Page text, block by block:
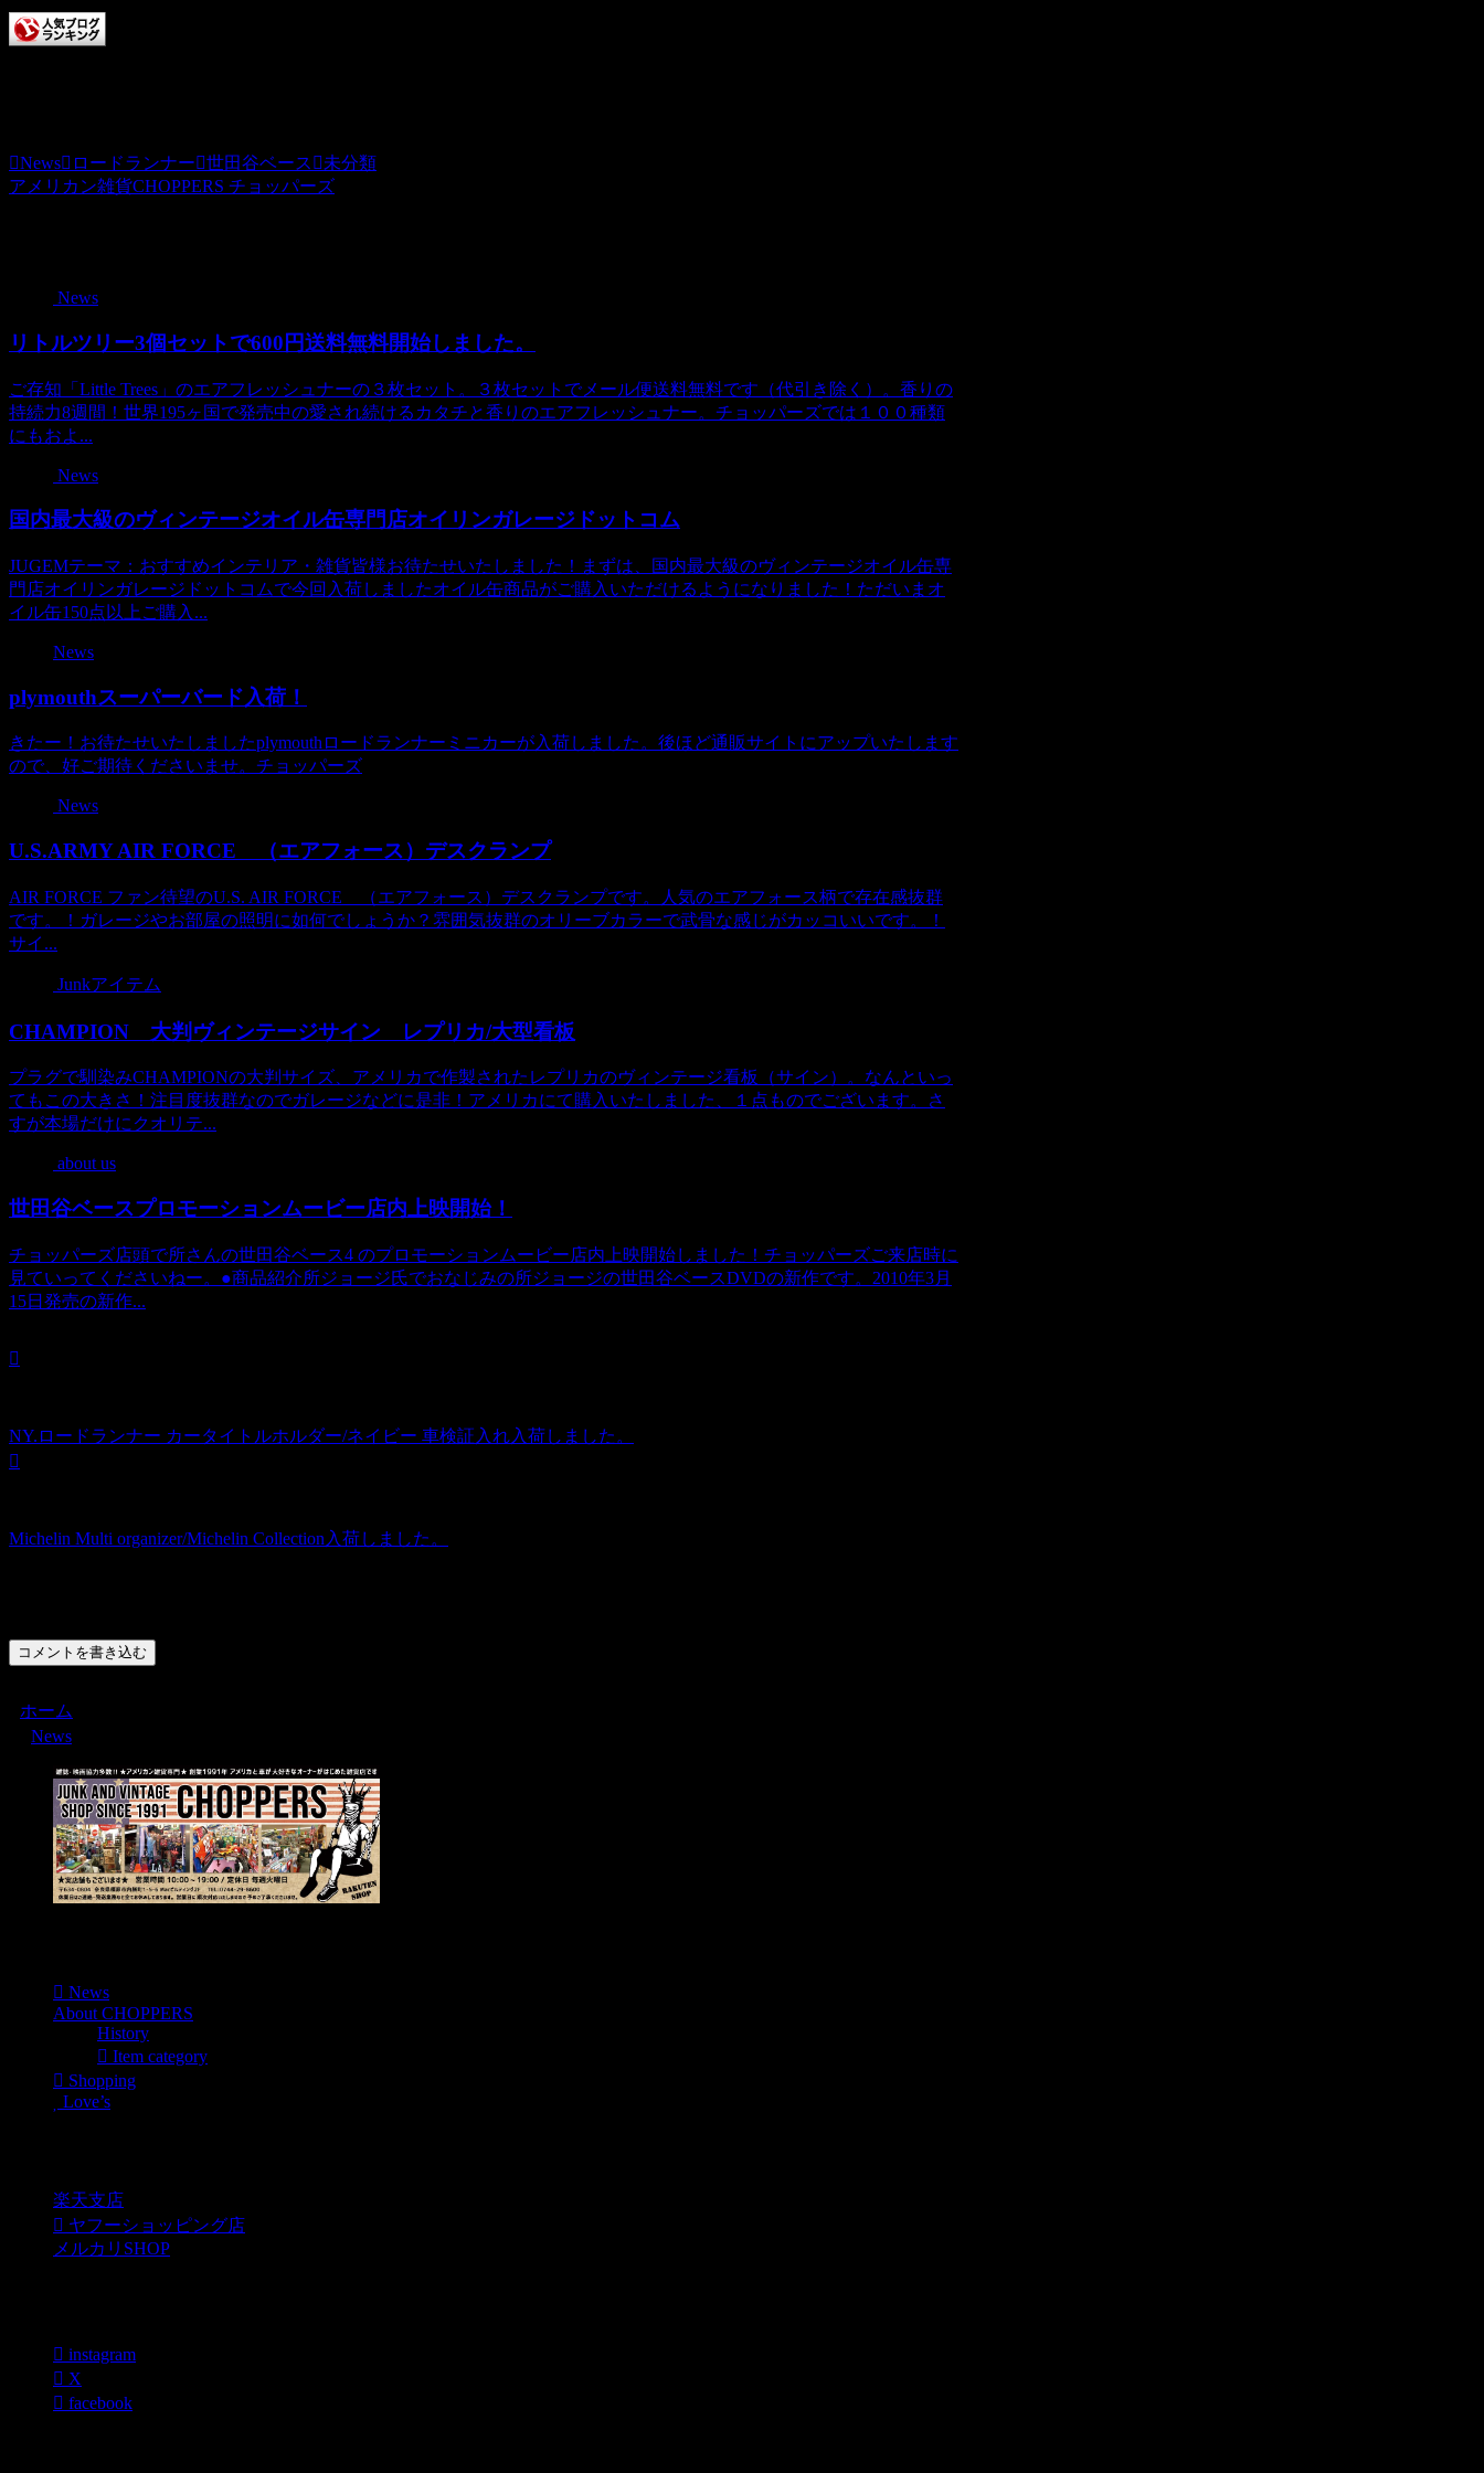
News ロードランナー 世田谷ベース
未分類
アメリカン雑貨CHOPPERS チョッパーズ
News
リトルツリー3個セットで600円送料無料開始しました。
ご存知「Little Trees」のエアフレッシュナーの３枚セット。３枚セットでメール便送料無料です（代引き除く）。香りの
持続力8週間！世界195ヶ国で発売中の愛され続けるカタチと香りのエアフレッシュナー。チョッパーズでは１００種類
にもおよ...
News
国内最大級のヴィンテージオイル缶専門店オイリンガレージドットコム
JUGEMテーマ：おすすめインテリア・雑貨皆様お待たせいたしました！まずは、国内最大級のヴィンテージオイル缶専
門店オイリンガレージドットコムで今回入荷しましたオイル缶商品がご購入いただけるようになりました！ただいまオ
イル缶150点以上ご購入...
News
plymouthスーパーバード入荷！
きたー！お待たせいたしましたplymouthロードランナーミニカーが入荷しました。後ほど通販サイトにアップいたします
ので、好ご期待くださいませ。チョッパーズ
News
U.S.ARMY AIR FORCE （エアフォース）デスクランプ
AIR FORCE ファン待望のU.S. AIR FORCE （エアフォース）デスクランプです。人気のエアフォース柄で存在感抜群
です。！ガレージやお部屋の照明に如何でしょうか？雰囲気抜群のオリーブカラーで武骨な感じがカッコいいです。！
サイ...
Junkアイテム
CHAMPION 大判ヴィンテージサイン レプリカ/大型看板
プラグで馴染みCHAMPIONの大判サイズ、アメリカで作製されたレプリカのヴィンテージ看板（サイン）。なんといっ
てもこの大きさ！注目度抜群なのでガレージなどに是非！アメリカにて購入いたしました、１点ものでございます。さ
すが本場だけにクオリテ...
about us
世田谷ベースプロモーションムービー店内上映開始！
チョッパーズ店頭で所さんの世田谷ベース4 のプロモーションムービー店内上映開始しました！チョッパーズご来店時に
見ていってくださいねー。●商品紹介所ジョージ氏でおなじみの所ジョージの世田谷ベースDVDの新作です。2010年3月
15日発売の新作...
NY.ロードランナー カータイトルホルダー/ネイビー 車検証入れ入荷しました。
Michelin Multi organizer/Michelin Collection入荷しました。
コメントを書き込む
ホーム
News
News
About CHOPPERS
History
Item category
Shopping
Love’s
楽天支店
ヤフーショッピング店
メルカリSHOP
instagram
X
facebook